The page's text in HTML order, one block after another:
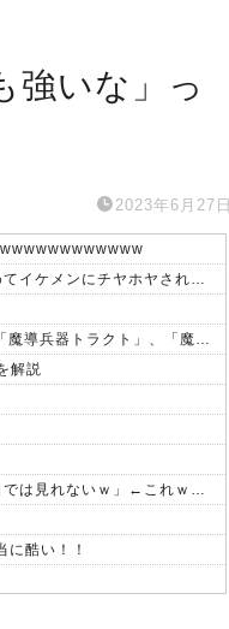
強いな」っ
2023年6月27日
【画像】みい山作者「居酒屋行く奴はバカ。ホストの初回なら居酒屋より安く飲めてイケメンにチヤホヤされる」
【遊戯王ラッシュデュエル情報】 君臨のヘッドライナーに「捕らわれの竜姫」、「魔導兵器トラクト」、「魔導兵騎ゼノ・ワン」、「救惺招集」が新規収録決定！
解説
【画像】オタク「実際にプレイしたらわかるけどライザは友達って感じで性的な目では見れないｗ」←これｗｗｗｗ：26/08/06のニュース
酷い！！